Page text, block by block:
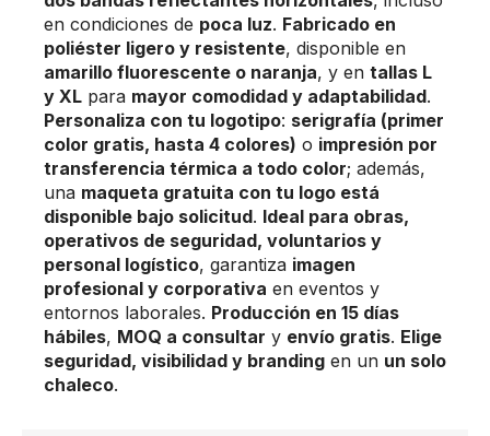
en condiciones de poca luz. Fabricado en
poliéster ligero y resistente, disponible en
amarillo fluorescente o naranja, y en tallas L
y XL para mayor comodidad y adaptabilidad.
Personaliza con tu logotipo: serigrafía (primer
color gratis, hasta 4 colores) o impresión por
transferencia térmica a todo color; además,
una maqueta gratuita con tu logo está
disponible bajo solicitud. Ideal para obras,
operativos de seguridad, voluntarios y
personal logístico, garantiza imagen
profesional y corporativa en eventos y
entornos laborales. Producción en 15 días
hábiles, MOQ a consultar y envío gratis. Elige
seguridad, visibilidad y branding en un un solo
chaleco.